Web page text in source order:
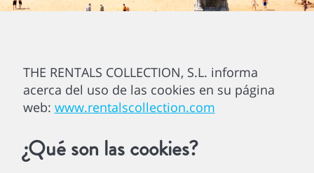
THE RENTALS COLLECTION, S.L. informa
acerca del uso de las cookies en su página
web: www.rentalscollection.com
¿Qué son las cookies?